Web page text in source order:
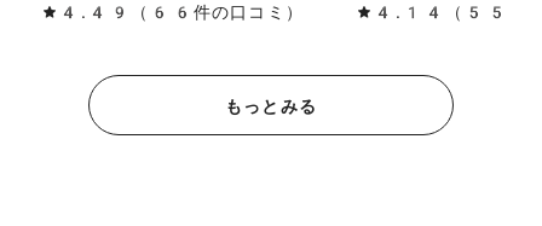
4.49（66件の口コミ）
4.14（55件の
もっとみる